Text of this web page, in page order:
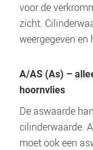
voor de
zicht.
weergegeven en
A/AS (As) –
hoornvlies
De aswaarde
cilinderwaarde.
moet ook een